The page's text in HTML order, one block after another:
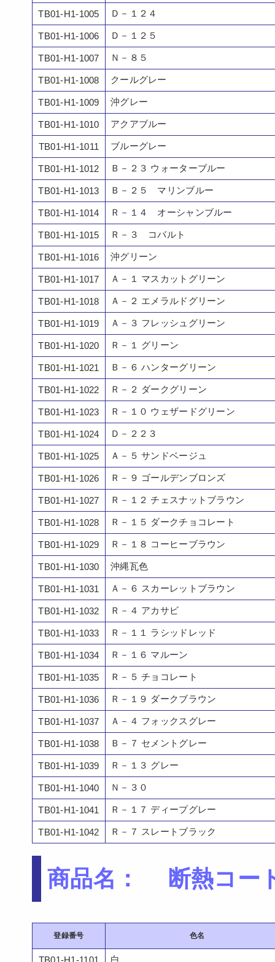
TB01-H1-1005 Ｄ－１２４
TB01-H1-1006 Ｄ－１２５
TB01-H1-1007 Ｎ－８５
TB01-H1-1008 クールグレー
TB01-H1-1009 沖グレー
TB01-H1-1010 アクアブルー
TB01-H1-1011 ブルーグレー
TB01-H1-1012 Ｂ－２３ ウォーターブルー
TB01-H1-1013 Ｂ－２５ マリンブルー
TB01-H1-1014 Ｒ－１４ オーシャンブルー
TB01-H1-1015 Ｒ－３ コバルト
TB01-H1-1016 沖グリーン
TB01-H1-1017 Ａ－１ マスカットグリーン
TB01-H1-1018 Ａ－２ エメラルドグリーン
TB01-H1-1019 Ａ－３ フレッシュグリーン
TB01-H1-1020 Ｒ－１ グリーン
TB01-H1-1021 Ｂ－６ ハンターグリーン
TB01-H1-1022 Ｒ－２ ダークグリーン
TB01-H1-1023 Ｒ－１０ ウェザードグリーン
TB01-H1-1024 Ｄ－２２３
TB01-H1-1025 Ａ－５ サンドベージュ
TB01-H1-1026 Ｒ－９ ゴールデンブロンズ
TB01-H1-1027 Ｒ－１２ チェスナットブラウン
TB01-H1-1028 Ｒ－１５ ダークチョコレート
TB01-H1-1029 Ｒ－１８ コーヒーブラウン
TB01-H1-1030 沖縄瓦色
TB01-H1-1031 Ａ－６ スカーレットブラウン
TB01-H1-1032 Ｒ－４ アカサビ
TB01-H1-1033 Ｒ－１１ ラシッドレッド
TB01-H1-1034 Ｒ－１６ マルーン
TB01-H1-1035 Ｒ－５ チョコレート
TB01-H1-1036 Ｒ－１９ ダークブラウン
TB01-H1-1037 Ａ－４ フォックスグレー
TB01-H1-1038 Ｂ－７ セメントグレー
TB01-H1-1039 Ｒ－１３ グレー
TB01-H1-1040 Ｎ－３０
TB01-H1-1041 Ｒ－１７ ディープグレー
TB01-H1-1042 Ｒ－７ スレートブラック
商品名： 断熱コー
登録番号 色名
TB01-H1-1101 白